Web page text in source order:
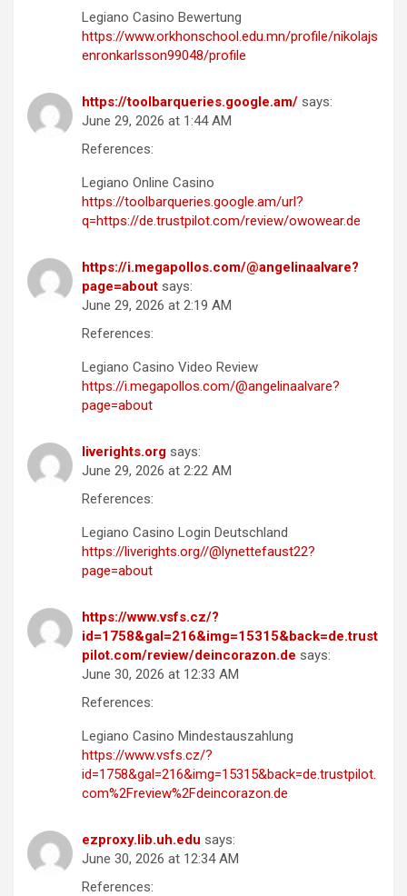
Legiano Casino Bewertung
https://www.orkhonschool.edu.mn/profile/nikolajs
enronkarlsson99048/profile
https://toolbarqueries.google.am/ says:
June 29, 2026 at 1:44 AM
References:
Legiano Online Casino
https://toolbarqueries.google.am/url?
q=https://de.trustpilot.com/review/owowear.de
https://i.megapollos.com/@angelinaalvare?
page=about says:
June 29, 2026 at 2:19 AM
References:
Legiano Casino Video Review
https://i.megapollos.com/@angelinaalvare?
page=about
liverights.org says:
June 29, 2026 at 2:22 AM
References:
Legiano Casino Login Deutschland
https://liverights.org//@lynettefaust22?
page=about
https://www.vsfs.cz/?
id=1758&gal=216&img=15315&back=de.trust
pilot.com/review/deincorazon.de says:
June 30, 2026 at 12:33 AM
References:
Legiano Casino Mindestauszahlung
https://www.vsfs.cz/?
id=1758&gal=216&img=15315&back=de.trustpilot.
com%2Freview%2Fdeincorazon.de
ezproxy.lib.uh.edu says:
June 30, 2026 at 12:34 AM
References: